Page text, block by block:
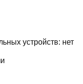
устройств: нет